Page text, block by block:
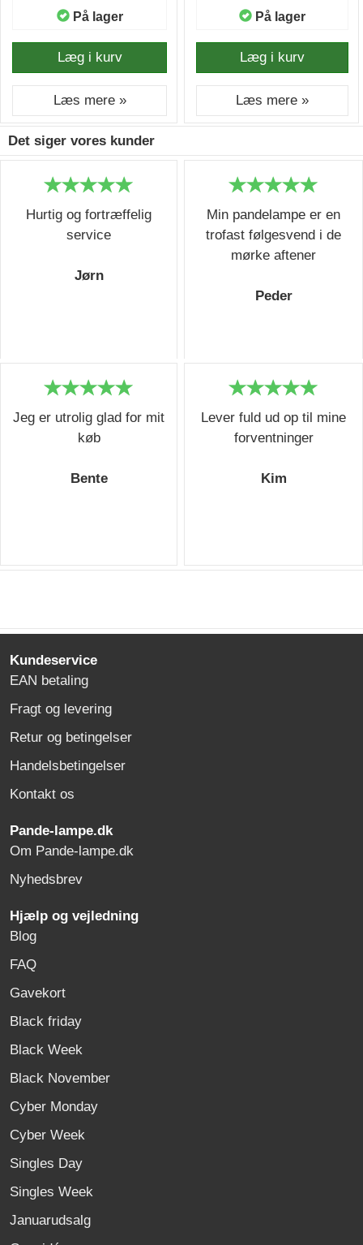
På lager
Læg i kurv
Læs mere »
På lager
Læg i kurv
Læs mere »
Det siger vores kunder
Hurtig og fortræffelig
service
Jørn
Min pandelampe er en
trofast følgesvend i de
mørke aftener
Peder
Jeg er utrolig glad for mit
køb
Bente
Lever fuld ud op til mine
forventninger
Kim
Kundeservice
EAN betaling
Fragt og levering
Retur og betingelser
Handelsbetingelser
Kontakt os
Pande-lampe.dk
Om Pande-lampe.dk
Nyhedsbrev
Hjælp og vejledning
Blog
FAQ
Gavekort
Black friday
Black Week
Black November
Cyber Monday
Cyber Week
Singles Day
Singles Week
Januarudsalg